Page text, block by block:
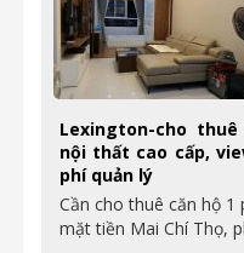
Lexington-cho
nội thất cao cấp,
phí quản lý
Cần cho thuê căn hộ
mặt tiền Mai Chí Thọ,